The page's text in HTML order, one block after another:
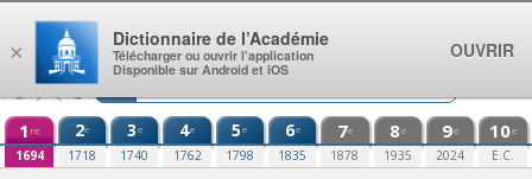
Aller au contenu
1 re
1694
2e
1718
3e
1740
4e
1762
5e
1798
6e
1835
7e
1878
8e
1935
9e
2024
10e
E.C.
×
Dictionnaire de l’Académie
Télécharger ou ouvrir l’application
Disponible sur Android et iOS
OUVRIR